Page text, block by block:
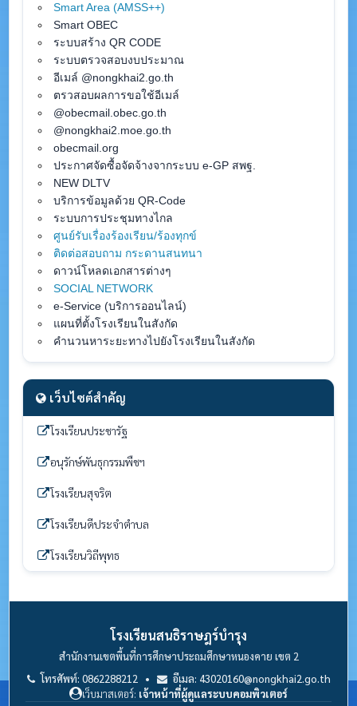
Smart Area (AMSS++)
Smart OBEC
ระบบสร้าง QR CODE
ระบบตรวจสอบงบประมาณ
อีเมล์ @nongkhai2.go.th
ตรวสอบผลการขอใช้อีเมล์
@obecmail.obec.go.th
@nongkhai2.moe.go.th
obecmail.org
ประกาศจัดซื้อจัดจ้างจากระบบ e-GP สพฐ.
NEW DLTV
บริการข้อมูลด้วย QR-Code
ระบบการประชุมทางไกล
ศูนย์รับเรื่องร้องเรียน/ร้องทุกข์
ติดต่อสอบถาม กระดานสนทนา
ดาวน์โหลดเอกสารต่างๆ
SOCIAL NETWORK
e-Service (บริการออนไลน์)
แผนที่ตั้งโรงเรียนในสังกัด
คำนวนหาระยะทางไปยังโรงเรียนในสังกัด
เว็บไซต์สำคัญ
โรงเรียนประชารัฐ
อนุรักษ์พันธุกรรมพืชฯ
โรงเรียนสุจริต
โรงเรียนดีประจำตำบล
โรงเรียนวิถีพุทธ
โรงเรียนสนธิราษฎร์บำรุง
สำนักงานเขตพื้นที่การศึกษาประถมศึกษาหนองคาย เขต 2
โทรศัพท์: 0862288212 •
อีเมล: 43020160@nongkhai2.go.th
เว็บมาสเตอร์: เจ้าหน้าที่ผู้ดูแลระบบคอมพิวเตอร์